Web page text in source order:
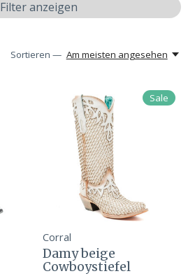
Filter anzeigen
Sortieren — Am meisten angesehen
Sale
Corral
Damy beige
Cowboystiefel